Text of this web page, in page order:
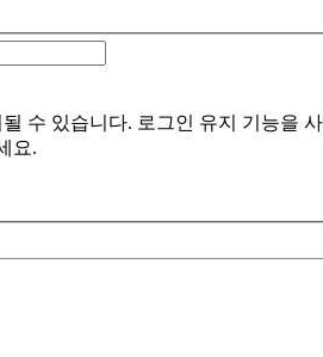
수 있습니다. 로그인 유지 기능을
요.